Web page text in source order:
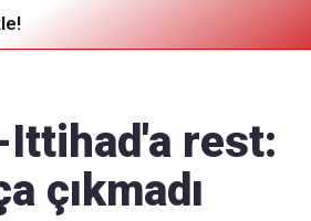
göndermek için
tıklayın
Ittihad'a rest:
çıkmadı